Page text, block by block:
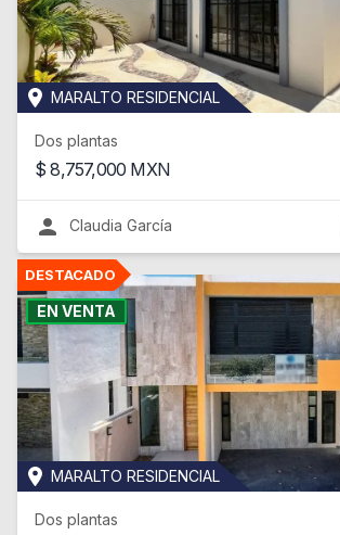
MARALTO RESIDENCIAL
Dos plantas
$8,757,000 MXN
Claudia García
EN VENTA
MARALTO RESIDENCIAL
Dos plantas